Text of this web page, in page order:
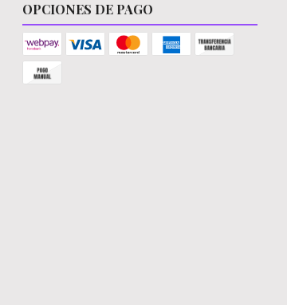
OPCIONES DE PAGO